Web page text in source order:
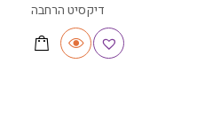
דיקסיט הרחבה